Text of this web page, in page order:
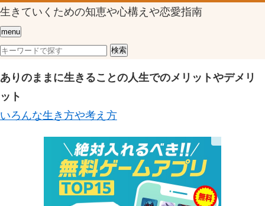
生きていくための知恵や心構えや恋愛指南
menu
ありのままに生きることの人生でのメリットやデメリ
ット
いろんな生き方や考え方